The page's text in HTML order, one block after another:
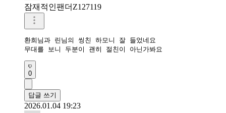
잠재적인팬더Z127119
환희님과 린님의 씽친 하모니 잘 들었네요
무대를 보니 두분이 괜히 절친이 아닌가봐요
0
답글 쓰기
2026.01.04 19:23